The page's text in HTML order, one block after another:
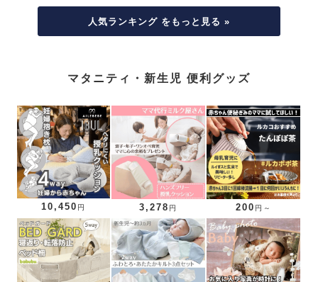
人気ランキング をもっと見る »
マタニティ・新生児 便利グッズ
10,450 円 3,278 円 200 円～